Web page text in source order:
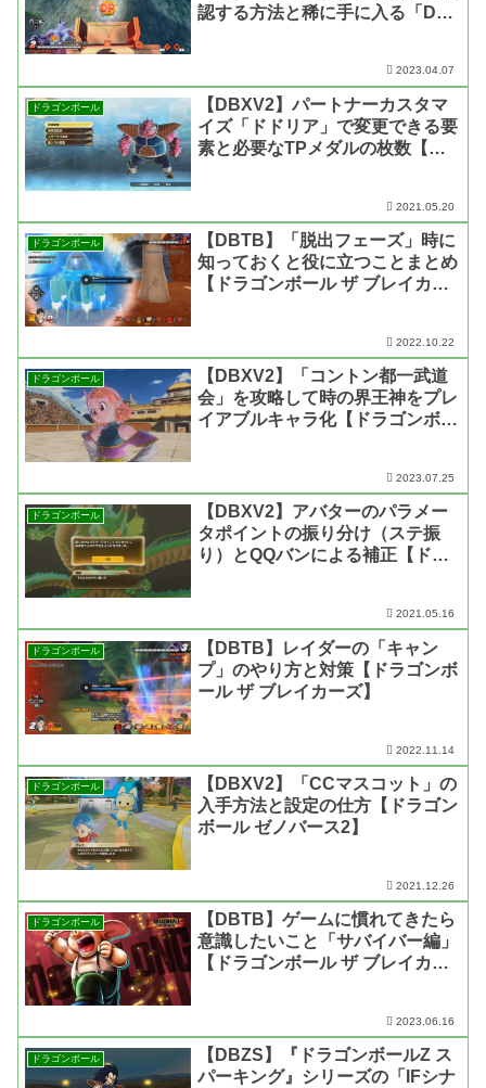
認する方法と稀に手に入る「DP
2023.04.07
ドラゴンボール
【DBXV2】パートナーカスタマ
イズ「ドドリア」で変更できる要
素と必要なTPメダルの枚数【ド
2021.05.20
ドラゴンボール
【DBTB】「脱出フェーズ」時に
知っておくと役に立つことまとめ
【ドラゴンボール ザ ブレイカー
2022.10.22
ドラゴンボール
【DBXV2】「コントン都一武道
会」を攻略して時の界王神をプレ
イアブルキャラ化【ドラゴンボー
2023.07.25
ドラゴンボール
【DBXV2】アバターのパラメー
タポイントの振り分け（ステ振
り）とQQバンによる補正【ドラ
2021.05.16
ドラゴンボール
【DBTB】レイダーの「キャン
プ」のやり方と対策【ドラゴンボ
ール ザ ブレイカーズ】
2022.11.14
ドラゴンボール
【DBXV2】「CCマスコット」の
入手方法と設定の仕方【ドラゴン
ボール ゼノバース2】
2021.12.26
ドラゴンボール
【DBTB】ゲームに慣れてきたら
意識したいこと「サバイバー編」
【ドラゴンボール ザ ブレイカー
2023.06.16
ドラゴンボール
【DBZS】『ドラゴンボールZ ス
パーキング』シリーズの「IFシナ